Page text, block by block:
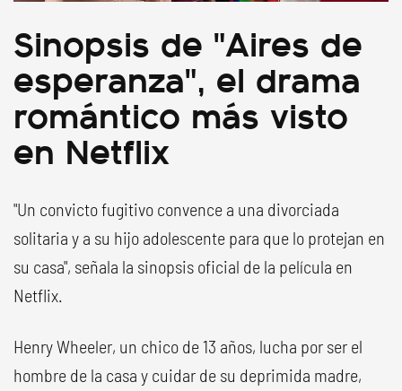
Sinopsis de "Aires de
esperanza", el drama
romántico más visto
en Netflix
"Un convicto fugitivo convence a una divorciada
solitaria y a su hijo adolescente para que lo protejan en
su casa", señala la sinopsis oficial de la película en
Netflix.
Henry Wheeler, un chico de 13 años, lucha por ser el
hombre de la casa y cuidar de su deprimida madre,